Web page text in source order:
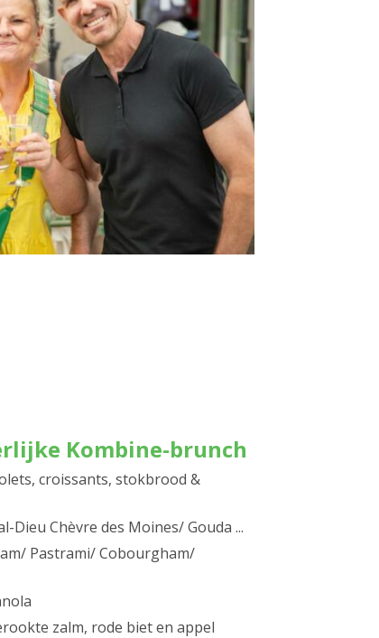
Kombine-brunch
croissants, stokbrood &
Dieu Chèvre des Moines/ Gouda ...
Pastrami/ Cobourgham/
zalm, rode biet en appel